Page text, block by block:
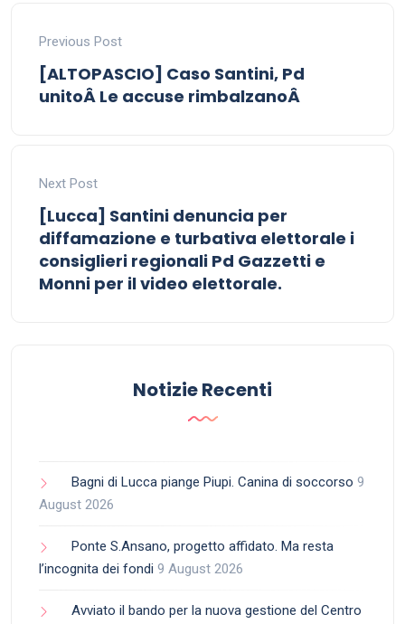
Previous Post
[ALTOPASCIO] Caso Santini, Pd
unitoÂ Le accuse rimbalzanoÂ
Next Post
[Lucca] Santini denuncia per
diffamazione e turbativa elettorale i
consiglieri regionali Pd Gazzetti e
Monni per il video elettorale.
Notizie Recenti
Bagni di Lucca piange Piupi. Canina di soccorso 9
August 2026
Ponte S.Ansano, progetto affidato. Ma resta
l’incognita dei fondi 9 August 2026
Avviato il bando per la nuova gestione del Centro